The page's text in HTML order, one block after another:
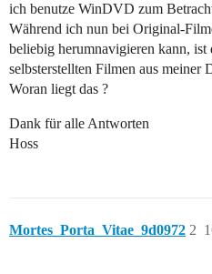
ich benutze WinDVD zum
Während ich nun bei Original-
beliebig herumnavigieren kann, ist
selbsterstellten Filmen aus
Woran liegt das ?
Dank für alle Antworten
Hoss
Mortes_Porta_Vitae_9d0972 2